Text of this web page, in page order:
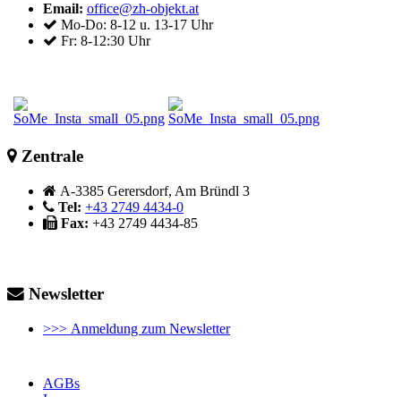
Email: office@zh-objekt.at
Mo-Do: 8-12 u. 13-17 Uhr
Fr: 8-12:30 Uhr
Zentrale
A-3385 Gerersdorf, Am Bründl 3
Tel: +43 2749 4434-0
Fax: +43 2749 4434-85
Newsletter
>>> Anmeldung zum Newsletter
AGBs